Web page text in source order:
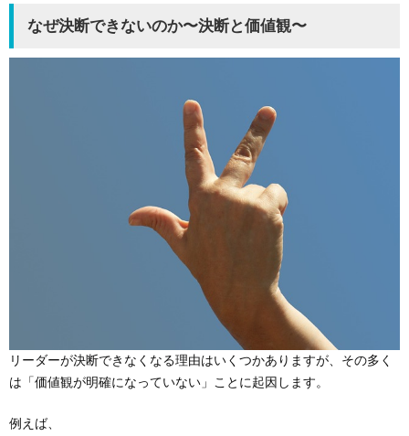
なぜ決断できないのか〜決断と価値観〜
リーダーが決断できなくなる理由はいくつかありますが、その多く
は「価値観が明確になっていない」ことに起因します。
例えば、